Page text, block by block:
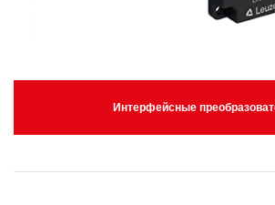
Интерфейсные